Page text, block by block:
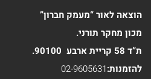
הוצאה לאור “מעמק חברון”
מכון מחקר תורני.
ת”ד 58 קריית ארבע 90100.
להזמנות:02-9605631